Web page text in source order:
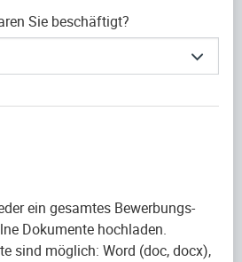
Sie beschäftigt?
ein gesamtes Bewerbungs-
Dokumente hochladen.
sind möglich: Word (doc, docx),